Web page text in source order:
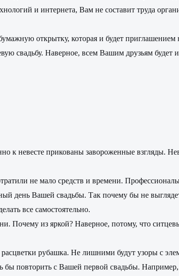
и интернета, Вам не составит труда
открытку, которая и будет
свадьбу. Наверное, всем Вашим друзьям
к невесте прикованы завороженные взгляды.
не мало средств и времени.
день Вашей свадьбы. Так почему бы не
все самостоятельно.
Почему из яркой? Наверное, потому, что
рубашка. Не лишними будут узоры с
повторить с Вашей первой свадьбы.